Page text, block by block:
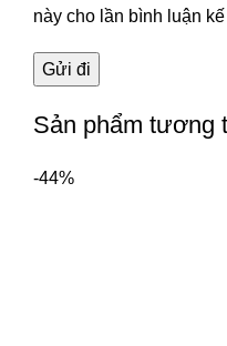
này cho lần bình luận
Sản phẩm tương
-44%